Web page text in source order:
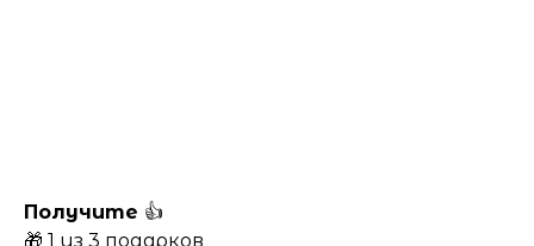
Получите 👍
🎁 1 из 3 подарков